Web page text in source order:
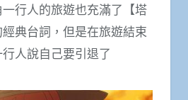
行人的旅遊也充滿了【塔
典台詞，但是在旅遊結束
人說自己要引退了